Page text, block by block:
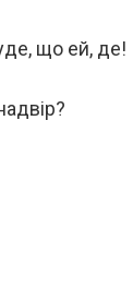
що ей, де!